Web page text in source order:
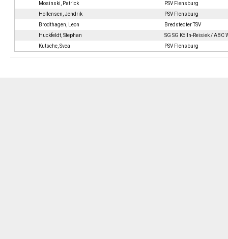
Mosinski, Patrick
PSV Flensburg
Hollensen, Jendrik
PSV Flensburg
Brodthagen, Leon
Bredstedter TSV
Huckfeldt, Stephan
SG SG Kölln-Reisiek / ABC
Kutsche, Svea
PSV Flensburg